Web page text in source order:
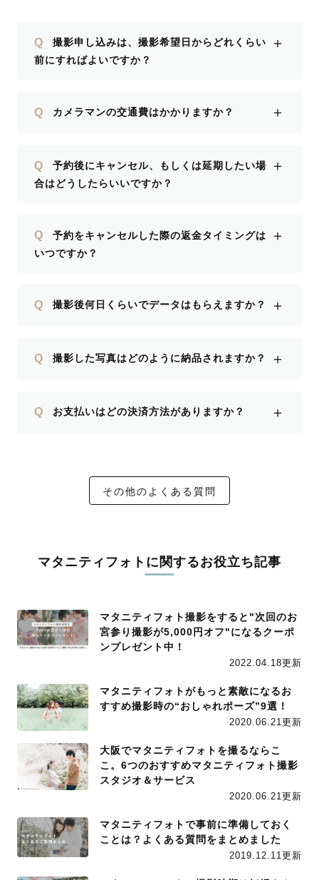
Q
撮影申し込みは、撮影希望日からどれくらい
前にすればよいですか？
＋
Q カメラマンの交通費はかかりますか？ ＋
Q
予約後にキャンセル、もしくは延期したい場
合はどうしたらいいですか？
＋
Q
予約をキャンセルした際の返金タイミングは
いつですか？
＋
Q 撮影後何日くらいでデータはもらえますか？ ＋
Q 撮影した写真はどのように納品されますか？ ＋
Q お支払いはどの決済方法がありますか？ ＋
その他のよくある質問
マタニティフォトに関するお役立ち記事
マタニティフォト撮影をすると"次回のお
宮参り撮影が5,000円オフ"になるクーポ
ンプレゼント中！
2022.04.18更新
マタニティフォトがもっと素敵になるお
すすめ撮影時の“おしゃれポーズ”9選！
2020.06.21更新
大阪でマタニティフォトを撮るならこ
こ。6つのおすすめマタニティフォト撮影
スタジオ＆サービス
2020.06.21更新
マタニティフォトで事前に準備しておく
ことは？よくある質問をまとめました
2019.12.11更新